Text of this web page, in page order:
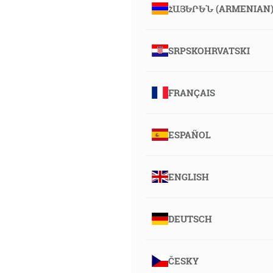
ՀԱՅԵՐԵՆ (ARMENIAN)
SRPSKOHRVATSKI
FRANÇAIS
ESPAÑOL
ENGLISH
DEUTSCH
ČESKY